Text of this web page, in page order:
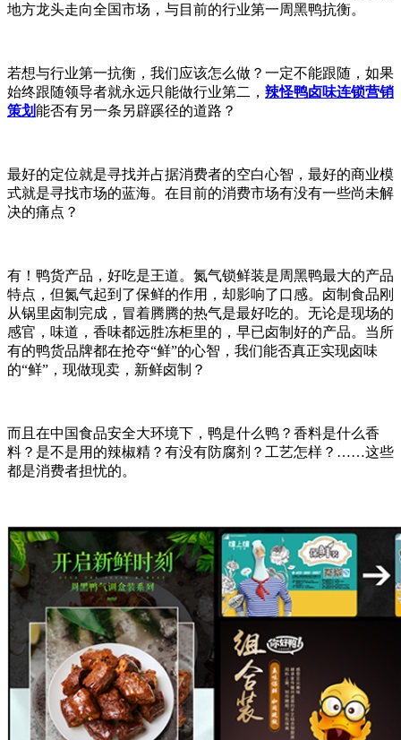
地方龙头走向全国市场，与目前的行业第一周黑鸭抗衡。
若想与行业第一抗衡，我们应该怎么做？一定不能跟随，如果
始终跟随领导者就永远只能做行业第二， 辣怪鸭卤味连锁营销
策划能否有另一条另辟蹊径的道路？
最好的定位就是寻找并占据消费者的空白心智，最好的商业模
式就是寻找市场的蓝海。在目前的消费市场有没有一些尚未解
决的痛点？
有！鸭货产品，好吃是王道。氮气锁鲜装是周黑鸭最大的产品
特点，但氮气起到了保鲜的作用，却影响了口感。卤制食品刚
从锅里卤制完成，冒着腾腾的热气是最好吃的。无论是现场的
感官，味道，香味都远胜冻柜里的，早已卤制好的产品。当所
有的鸭货品牌都在抢夺“鲜”的心智，我们能否真正实现卤味
的“鲜” ，现做现卖，新鲜卤制？
而且在中国食品安全大环境下，鸭是什么鸭？香料是什么香
料？是不是用的辣椒精？有没有防腐剂？工艺怎样？ ……这些
都是消费者担忧的。